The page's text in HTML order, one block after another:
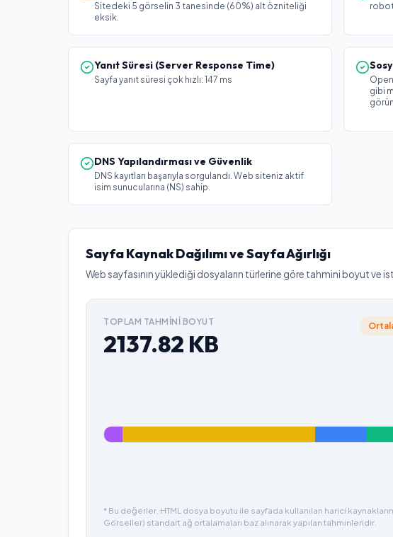
Sitedeki 5 görselin 3 tanesinde (60%) alt özniteliği
eksik.
Yanıt Süresi (Server Response Time)
Sayfa yanıt süresi çok hızlı: 147 ms
gibi
DNS Yapılandırması ve Güvenlik
DNS kayıtları başarıyla sorgulandı. Web siteniz aktif
isim sunucularına (NS) sahip.
Sayfa Kaynak Dağılımı ve Sayfa Ağırlığı
Web sayfasının yüklediği dosyaların türlerine göre tahmini boyut ve
TOPLAM TAHMINI BOYUT
2137.82 KB
* Bu değerler, HTML dosya boyutu ile sayfada kullanılan harici kaynakların
Görseller) standart ağ ortalamaları baz alınarak yapılan tahminleridir.